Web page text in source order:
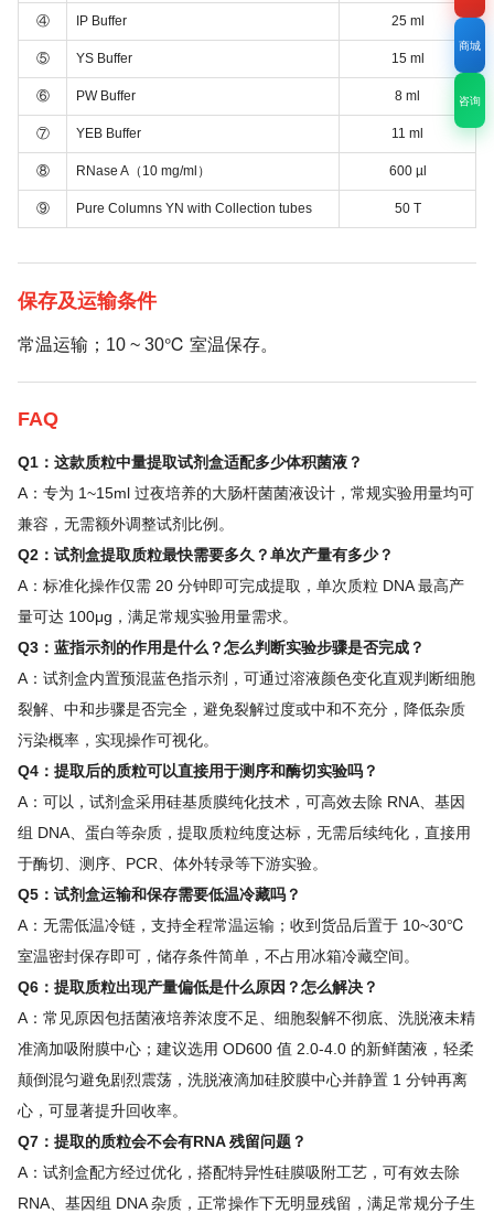
④ IP Buffer 25 ml
⑤ YS Buffer 15 ml
⑥ PW Buffer 8 ml
⑦ YEB Buffer 11 ml
⑧ RNase A（10 mg/ml） 600 µl
⑨ Pure Columns YN with Collection tubes 50 T
保存及运输条件
常温运输；10 ~ 30℃ 室温保存。
FAQ
Q1：这款质粒中量提取试剂盒适配多少体积菌液？
A：专为 1~15ml 过夜培养的大肠杆菌菌液设计，常规实验用量均可
兼容，无需额外调整试剂比例。
Q2：试剂盒提取质粒最快需要多久？单次产量有多少？
A：标准化操作仅需 20 分钟即可完成提取，单次质粒 DNA 最高产
量可达 100μg，满足常规实验用量需求。
Q3：蓝指示剂的作用是什么？怎么判断实验步骤是否完成？
A：试剂盒内置预混蓝色指示剂，可通过溶液颜色变化直观判断细胞
裂解、中和步骤是否完全，避免裂解过度或中和不充分，降低杂质
污染概率，实现操作可视化。
Q4：提取后的质粒可以直接用于测序和酶切实验吗？
A：可以，试剂盒采用硅基质膜纯化技术，可高效去除 RNA、基因
组 DNA、蛋白等杂质，提取质粒纯度达标，无需后续纯化，直接用
于酶切、测序、PCR、体外转录等下游实验。
Q5：试剂盒运输和保存需要低温冷藏吗？
A：无需低温冷链，支持全程常温运输；收到货品后置于 10~30℃
室温密封保存即可，储存条件简单，不占用冰箱冷藏空间。
Q6：提取质粒出现产量偏低是什么原因？怎么解决？
A：常见原因包括菌液培养浓度不足、细胞裂解不彻底、洗脱液未精
准滴加吸附膜中心；建议选用 OD600 值 2.0-4.0 的新鲜菌液，轻柔
颠倒混匀避免剧烈震荡，洗脱液滴加硅胶膜中心并静置 1 分钟再离
心，可显著提升回收率。
Q7：提取的质粒会不会有RNA 残留问题？
A：试剂盒配方经过优化，搭配特异性硅膜吸附工艺，可有效去除
RNA、基因组 DNA 杂质，正常操作下无明显残留，满足常规分子生
商城
咨询